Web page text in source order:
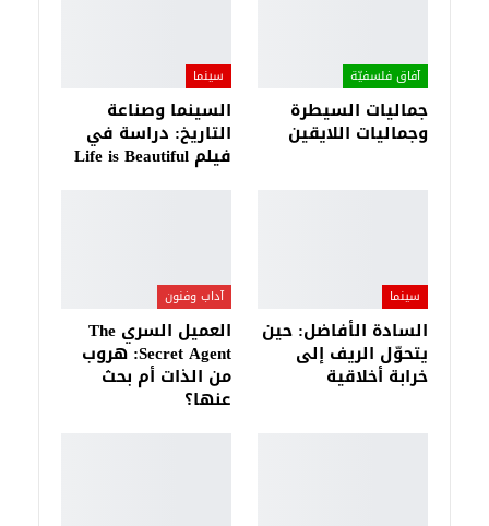
آفاق فلسفيّة‎
جماليات السيطرة
وجماليات اللايقين
سينما
السينما وصناعة
التاريخ: دراسة في
فيلم Life is Beautiful
سينما
السادة الأفاضل: حين
يتحوّل الريف إلى
خرابة أخلاقية
آداب وفنون
العميل السري The
Secret Agent: هروب
من الذات أم بحث
عنها؟